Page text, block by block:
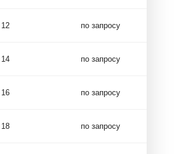
по запросу
по запросу
по запросу
по запросу